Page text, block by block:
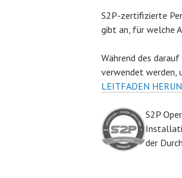
S2P-zertifizierte
gibt an, für welche
Während des
verwendet werden,
LEITFADEN
S2P
der